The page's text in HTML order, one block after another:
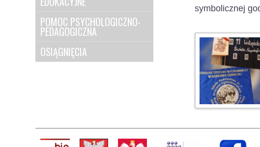
POMOC PSYCHOLOGICZNO-
PEDAGOGICZNA
OSIĄGNIĘCIA
symbolicznej